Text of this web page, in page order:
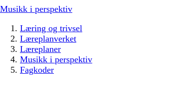
Musikk i perspektiv
Læring og trivsel
Læreplanverket
Læreplaner
Musikk i perspektiv
Fagkoder